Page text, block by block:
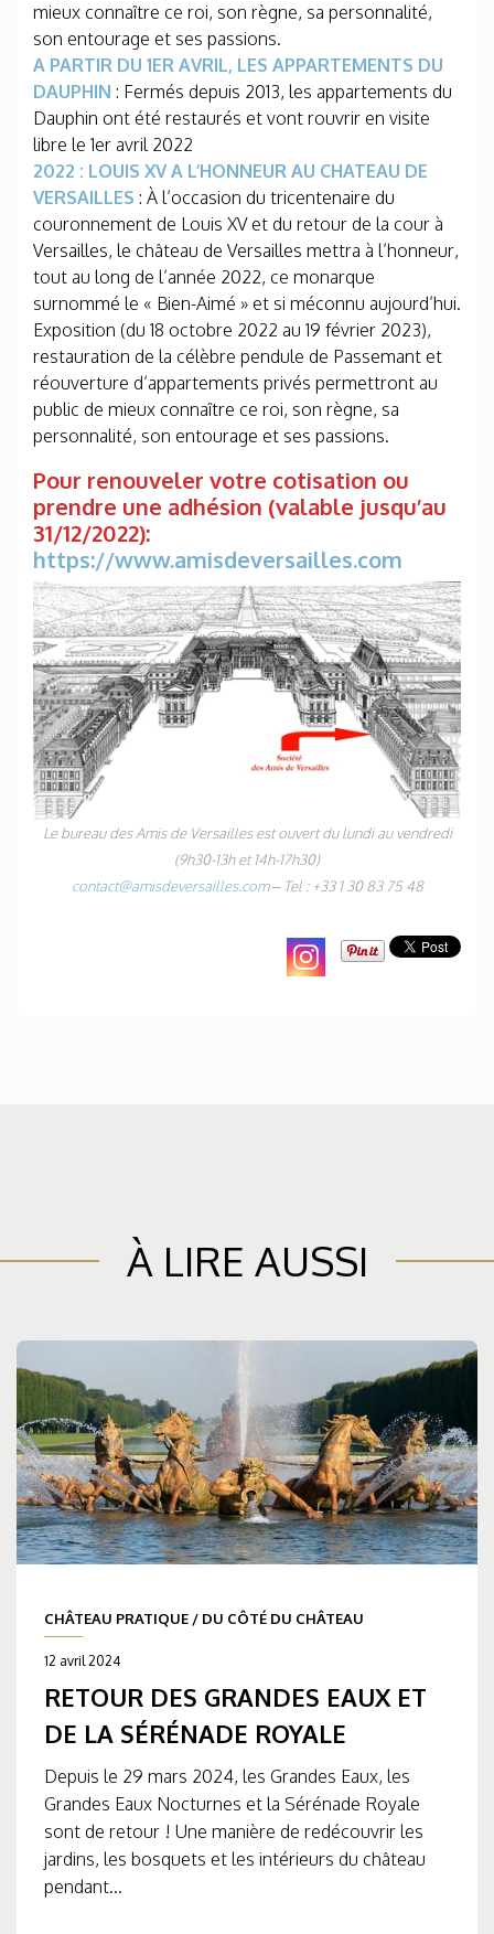
mieux connaître ce roi, son règne, sa personnalité,
son entourage et ses passions.
A PARTIR DU 1ER AVRIL, LES APPARTEMENTS DU
DAUPHIN : Fermés depuis 2013, les appartements du
Dauphin ont été restaurés et vont rouvrir en visite
libre le 1er avril 2022
2022 : LOUIS XV A L’HONNEUR AU CHATEAU DE
VERSAILLES : À l’occasion du tricentenaire du
couronnement de Louis XV et du retour de la cour à
Versailles, le château de Versailles mettra à l’honneur,
tout au long de l’année 2022, ce monarque
surnommé le « Bien-Aimé » et si méconnu aujourd’hui.
Exposition (du 18 octobre 2022 au 19 février 2023),
restauration de la célèbre pendule de Passemant et
réouverture d’appartements privés permettront au
public de mieux connaître ce roi, son règne, sa
personnalité, son entourage et ses passions.
Pour renouveler votre cotisation ou
prendre une adhésion (valable jusqu’au
31/12/2022):
https://www.amisdeversailles.com
Le bureau des Amis de Versailles est ouvert du lundi au vendredi
(9h30-13h et 14h-17h30)
contact@amisdeversailles.com– Tel : +33 1 30 83 75 48
À LIRE AUSSI
CHÂTEAU PRATIQUE / DU CÔTÉ DU CHÂTEAU
12 avril 2024
RETOUR DES GRANDES EAUX ET
DE LA SÉRÉNADE ROYALE
Depuis le 29 mars 2024, les Grandes Eaux, les
Grandes Eaux Nocturnes et la Sérénade Royale
sont de retour ! Une manière de redécouvrir les
jardins, les bosquets et les intérieurs du château
pendant...